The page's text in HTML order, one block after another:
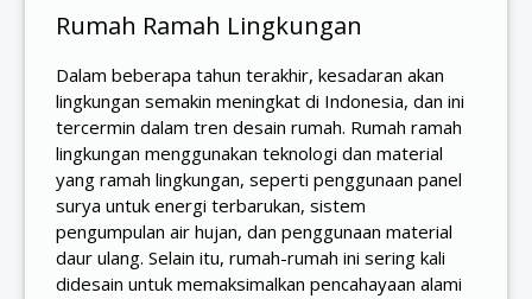
Rumah Ramah Lingkungan
Dalam beberapa tahun terakhir, kesadaran akan
lingkungan semakin meningkat di Indonesia, dan ini
tercermin dalam tren desain rumah. Rumah ramah
lingkungan menggunakan teknologi dan material
yang ramah lingkungan, seperti penggunaan panel
surya untuk energi terbarukan, sistem
pengumpulan air hujan, dan penggunaan material
daur ulang. Selain itu, rumah-rumah ini sering kali
didesain untuk memaksimalkan pencahayaan alami